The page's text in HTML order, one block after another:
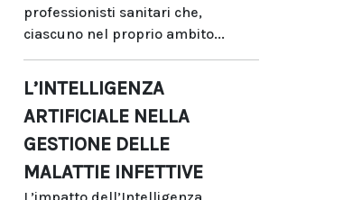
professionisti sanitari che,
ciascuno nel proprio ambito...
L’INTELLIGENZA
ARTIFICIALE NELLA
GESTIONE DELLE
MALATTIE INFETTIVE
L’impatto dell’Intelligenza